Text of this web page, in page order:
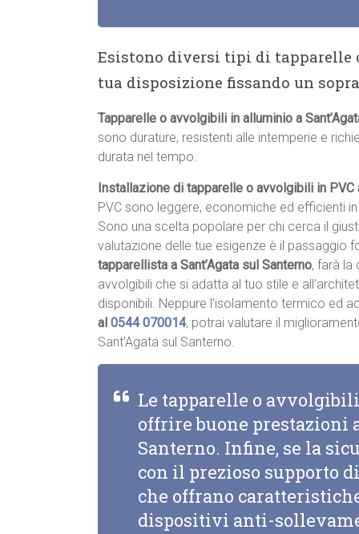
Esistono diversi tipi di tapparelle
tua disposizione fissando un
Tapparelle o avvolgibili in alluminio a
sono durature, resistenti alle intemperie e
durata nel tempo.
Installazione di tapparelle o avvolgibili in PVC
PVC sono leggere, economiche ed efficienti
Sono una scelta popolare per chi cerca il
valutazione delle tue esigenze è il passaggio
tapparellista a Sant’Agata sul Santerno, farà la
avvolgibili che si adatta al tuo stile e
disponibili. Neppure l’isolamento termico ed
al 0544 070014, potrai valutare il
Sant’Agata sul Santerno.
Le tapparelle o
offrire buone prestazioni
Santerno. Infine, se la
con il prezioso supporto
che offrano
dispositivi anti-